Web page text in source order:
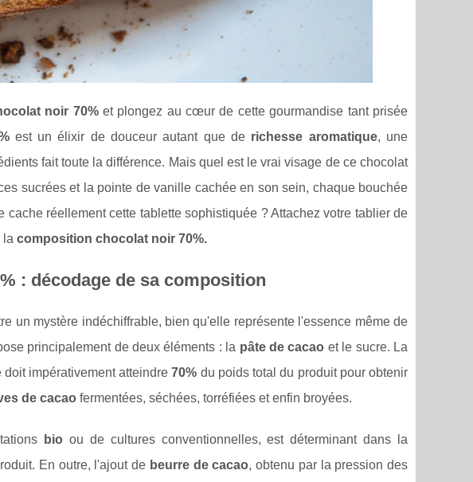
noir 70%et plongez au cœur de cette gourmandise tant prisée
est un élixir de douceur autant que de richesse aromatique, une
fait toute la différence. Mais quel est le vrai visage de ce chocolat
sucrées et la pointe de vanille cachée en son sein, chaque bouchée
cache réellement cette tablette sophistiquée ? Attachez votre tablier de
la composition chocolat noir 70%.
: décodage de sa composition
un mystère indéchiffrable, bien qu'elle représente l'essence même de
principalement de deux éléments : la pâte de cacao et le sucre. La
doit impérativement atteindre70% du poids total du produit pour obtenir
de cacao fermentées, séchées, torréfiées et enfin broyées.
bio ou de cultures conventionnelles, est déterminant dans la
En outre, l'ajout de beurre de cacao, obtenu par la pression des